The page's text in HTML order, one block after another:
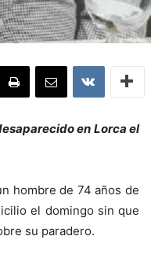
en Lorca el
hombre de 74 años de
el domingo sin que
su paradero.